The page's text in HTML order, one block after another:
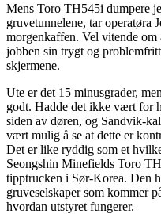
Mens Toro TH545i dumpere
gruvetunnelene, tar operatøra
morgenkaffen. Vel vitende om
jobben sin trygt og
skjermene.
Ute er det 15 minusgrader,
godt. Hadde det ikke vært for
siden av døren, og Sandvik-
vært mulig å se at dette er
Det er like ryddig som et
Seongshin Minefields Toro
tipptrucken i Sør-Korea. Den
gruveselskaper som kommer
hvordan utstyret fungerer.